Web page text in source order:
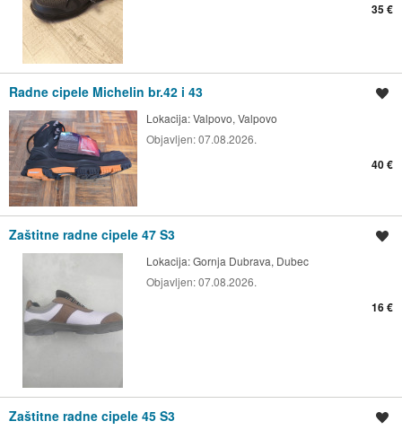
35 €
Radne cipele Michelin br.42 i 43
Lokacija:Valpovo, Valpovo
Objavljen:07.08.2026.
40 €
Zaštitne radne cipele 47 S3
Lokacija:Gornja Dubrava, Dubec
Objavljen:07.08.2026.
16 €
Zaštitne radne cipele 45 S3